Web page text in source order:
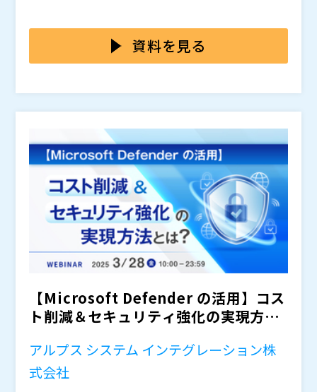
加しています。 米国の調査会社ガートナーは、2025年
までにクラウド環境のセキュリティ事故の99％が顧客
ら、多くの企業では設定内容を点検する「クラウド診断
サービス」の活用が進んでいます。クラウド診断とは、
主にシステム構成やアクセス権限、ログ設定などをチェ
ックし、設定不備やリスクを洗い出すサービスです。し
かし、多くの診断サービスは単発での利用にとどまり、
年1回の診断だけでは運用中のリスクや変更に対応する
のが難しいのが現状です。
対策や運用支援まで求められるケースが増加していま
す。さらに、SaaS型の自動診断ツールが増える中、サ
題として挙げられます。 このような状況の中、「単発
型から継続支援型へとサービスを進化させたい」と考え
るIT事業者も少なくありません。その場合、クラウド診
断後に組み合わせて、アップセル効果が期待できる「継
続的なリスクの可視化や監視・改善支援」までを含めた
サービスこそが、安定した新たな収益源として期待され
るようになりました。
ウド設定診断サービスですが、その診断結果は多くがス
ポット対応であり、その後の運用を保証するものではあ
設定を変更したり、診断後に新たなリスクが生じるケー
スもあります。 これは「健康診断を受けた後に暴飲暴
食をすれば意味がない」ことと同様であり、「診断後こ
そ、クラウドを正しく運用するための環境や仕組みを検
討・整備」する必要があります。 本セミナーでは、主
に「クラウド診断サービス事業者」や「既存サービスに
付加価値を加えたい事業者」の方を対象に開催します。
提供サービスへの付加価値として、設定変更やアクセス
権限の変更など運用中に生じるリスクをログから可視
化・監視できる「LogStare」の採用をご提案します。
また、診断を受けても防げない運用上のリスクについて
も触れ、“診断＋日々の運用の可視化”によってセキュリ
ティ事故が起きにくい組織を作るヒントもご紹介しま
す。「診断サービスを受けたものの、他の対策に手が回
っていない」というお悩みをお持ちの方にもおすすめで
す。ぜひ、ご参加ください。
株式会社オープンソース活用研究所（）
マジセミ株式会社（）
※共催、協賛、協力、講演企業は将来的に追加、削除さ
れる可能性があります。
資料を見る
【Microsoft Defender の活用】コス
ト削減＆セキュリティ強化の実現方法
アルプス システム インテグレーション株
式会社